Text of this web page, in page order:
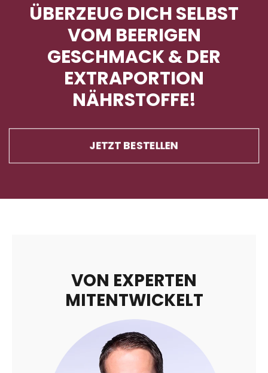
ÜBERZEUG DICH SELBST
VOM BEERIGEN
GESCHMACK & DER
EXTRAPORTION
NÄHRSTOFFE!
JETZT BESTELLEN
VON EXPERTEN
MITENTWICKELT